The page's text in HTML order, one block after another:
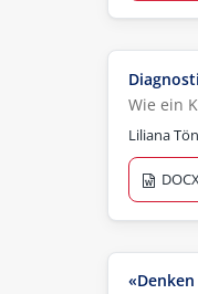
Wie ein
Liliana